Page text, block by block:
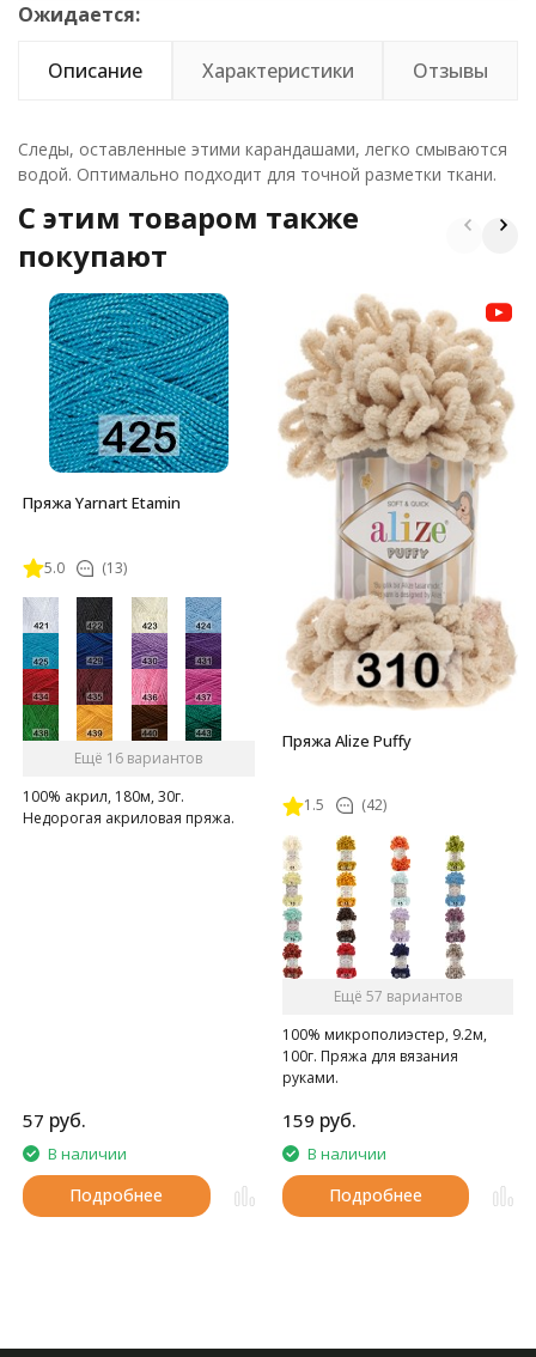
Ожидается:
Описание Характеристики Отзывы
Следы, оставленные этими карандашами, легко смываются
водой. Оптимально подходит для точной разметки ткани.
C этим товаром также
покупают
Пряжа Yarnart Etamin
5.0 (13)
Ещё 16 вариантов
100% акрил, 180м, 30г.
Недорогая акриловая пряжа.
57 руб.
В наличии
Подробнее
Пряжа Alize Puffy
1.5 (42)
Ещё 57 вариантов
100% микрополиэстер, 9.2м,
100г. Пряжа для вязания
руками.
159 руб.
В наличии
Подробнее